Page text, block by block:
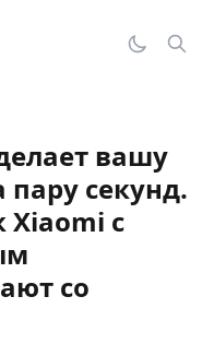
вашу
секунд.
с
со